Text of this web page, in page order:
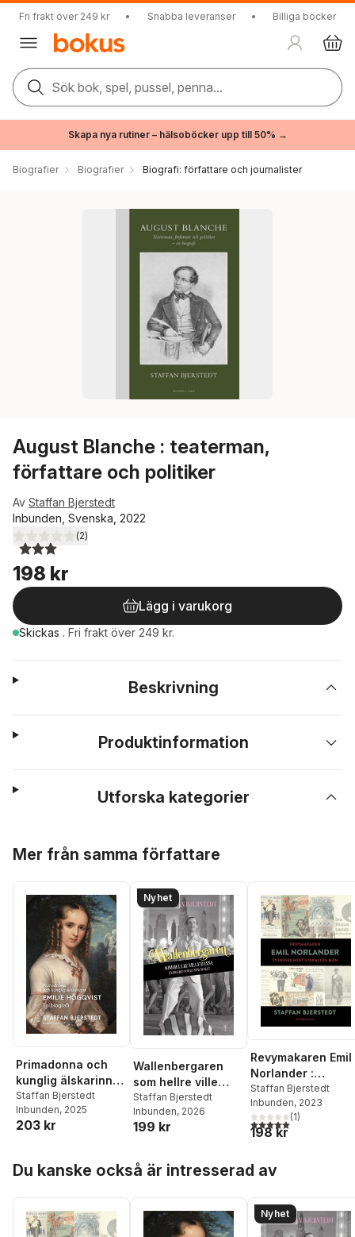
Fri frakt över 249 kr • Snabba leveranser • Billiga böcker
Sök bok, spel, pussel, penna...
Skapa nya rutiner – hälsoböcker upp till 50% →
Biografier Biografier Biografi: författare och journalister
August Blanche : teaterman,
författare och politiker
Av Staffan Bjerstedt
Inbunden, Svenska, 2022
3,0utav 5 stjärnor. Totalt antal röster:
(2)
198 kr
Lägg i varukorg
Skickas . Fri frakt över 249 kr.
Beskrivning
Produktinformation
Utforska kategorier
Mer från samma författare
Primadonna och
kunglig älskarinna :
Emilie Högqvist - en
biografi
Staffan Bjerstedt
Inbunden, 2025
203 kr
Nyhet
Wallenbergaren
som hellre ville
dansa : en biografi
om Gustav Wally
Staffan Bjerstedt
Inbunden, 2026
199 kr
Revymakaren Emil
Norlander :
Sveriges mest
utskällde man
Staffan Bjerstedt
Inbunden, 2023
5,0utav 5 stjärnor.
(1)
198 kr
Du kanske också är intresserad av
Nyhet